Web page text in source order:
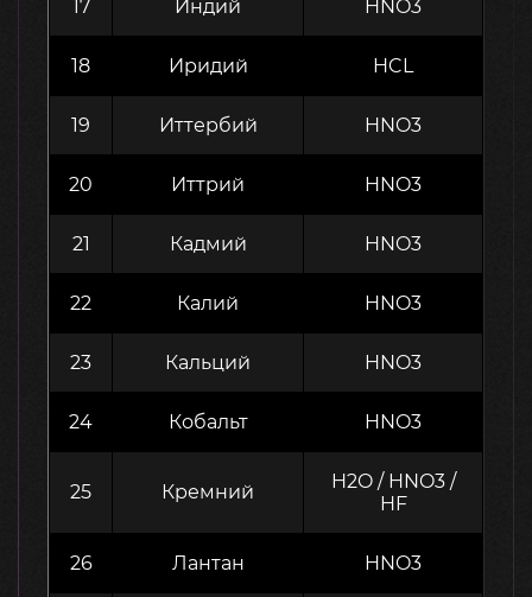
17 Индий HNO3
18 Иридий HCL
19 Иттербий HNO3
20 Иттрий HNO3
21 Кадмий HNO3
22 Калий HNO3
23 Кальций HNO3
24 Кобальт HNO3
25 Кремний
H2O / HNO3 /
HF
26 Лантан HNO3